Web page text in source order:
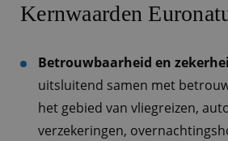
Kernwaarden
Betrouwbaarheid en
uitsluitend samen met
het gebied van vliegreizen,
verzekeringen,